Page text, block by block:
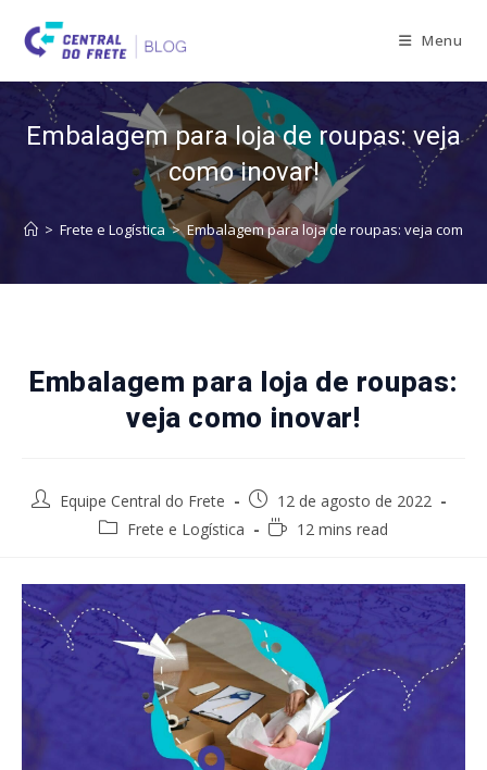
content
Menu
Embalagem para loja de roupas: veja
como inovar!
> Frete e Logística > Embalagem para loja de roupas: veja como
Embalagem para loja de roupas:
veja como inovar!
PostEquipe Central do Frete
Post
published:
12 de agosto de 2022
PostFrete e Logística
Reading12 mins read